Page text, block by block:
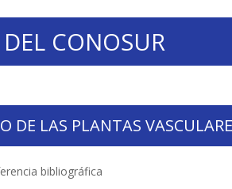
CONOSUR
DE LAS PLANTAS
bibliográfica